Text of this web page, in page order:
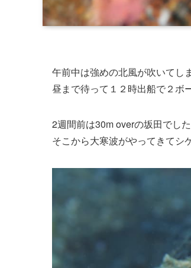
午前中は強めの北風が吹いてし
昼まで待って１２時出船で２ボ
2週間前は30m overの坂田でし
そこから大寒波がやってきてシ